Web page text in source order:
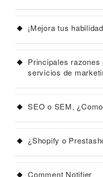
¡Mejora tus
Principales
servicios de
SEO o SEM,
¿Shopify o
Comment Notifier